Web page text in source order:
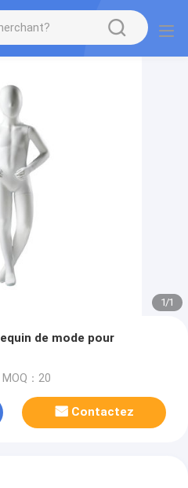
1/1
de mode pour
MOQ：20
Contactez